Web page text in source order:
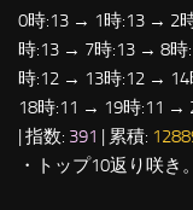
0時:13 → 1時:13 → 2
時:13 → 7時:13 → 8
時:12 → 13時:12 →
18時:11 → 19時:11 →
| 指数: 391 | 累積:
・トップ10返り咲き。